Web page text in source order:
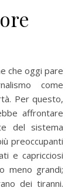
come
Per questo,
affrontare
del sistema
preoccupanti
e capricciosi
meno grandi;
dei tiranni.